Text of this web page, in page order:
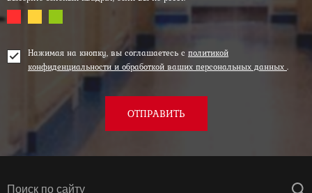
Нажимая на кнопку, вы соглашаетесь с политикой
конфиденциальности и обработкой ваших персональных данных .
ОТПРАВИТЬ